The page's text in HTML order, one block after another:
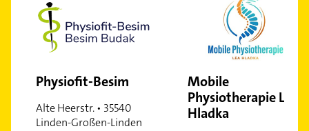
Physiofit-Besim
Alte Heerstr. • 35540
Linden-Großen-Linden
Mobile
Physiotherapie Lea
Hladka